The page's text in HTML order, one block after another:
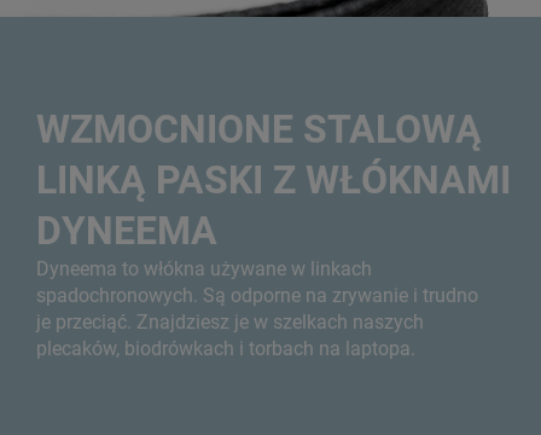
WZMOCNIONE STALOWĄ
LINKĄ PASKI Z WŁÓKNAMI
DYNEEMA
Dyneema to włókna używane w linkach
spadochronowych. Są odporne na zrywanie i trudno
je przeciąć. Znajdziesz je w szelkach naszych
plecaków, biodrówkach i torbach na laptopa.